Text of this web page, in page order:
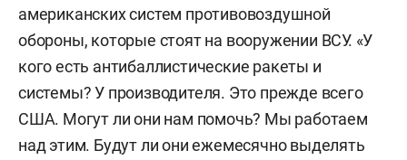
американских систем противовоздушной
обороны, которые стоят на вооружении ВСУ. «У
кого есть антибаллистические ракеты и
системы? У производителя. Это прежде всего
США. Могут ли они нам помочь? Мы работаем
над этим. Будут ли они ежемесячно выделять